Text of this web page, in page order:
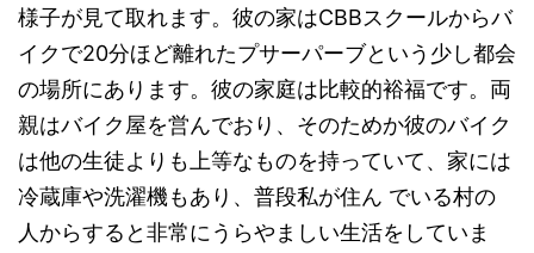
様子が見て取れます。彼の家はCBBスクールからバ
イクで20分ほど離れたプサーパーブという少し都会
の場所にあります。彼の家庭は比較的裕福です。両
親はバイク屋を営んでおり、そのためか彼のバイク
は他の生徒よりも上等なものを持っていて、家には
冷蔵庫や洗濯機もあり、普段私が住ん でいる村の
人からすると非常にうらやましい生活をしていま